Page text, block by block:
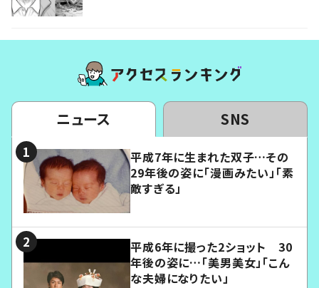
ニュース SNS
平成7年に生まれた双子…その
29年後の姿に「漫画みたい」「素
敵すぎる」
平成6年に撮った2ショット 30
年後の姿に…「美男美女」「こん
な夫婦になりたい」